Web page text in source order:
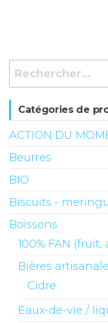
Rechercher :
Catégories de
ACTION DU
Beurres
BIO
Biscuits -
Boissons
100% FAN
Bières
Cidre
Eaux-de-vie /